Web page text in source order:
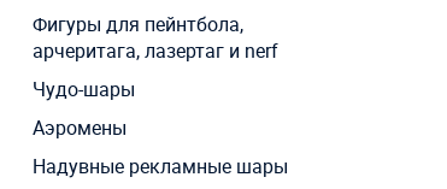
Фигуры для пейнтбола,
арчеритага, лазертаг и nerf
Чудо-шары
Аэромены
Надувные рекламные шары